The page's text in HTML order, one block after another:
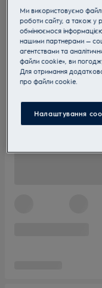
Ми використовуємо файли
роботи сайту, а також у
обмінюємося
нашими партнерами —
агентствами та
файли cookie», ви
Для отримання
прo файли cookie.
Налаштування